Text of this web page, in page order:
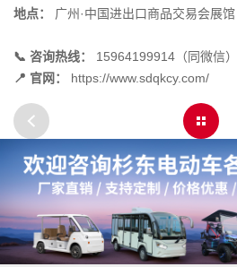
地点：
广州·中国进出口商品交易会展馆
📞 咨询热线：
15964199914（同微信）
📍 官网：
https://www.sdqkcy.com/